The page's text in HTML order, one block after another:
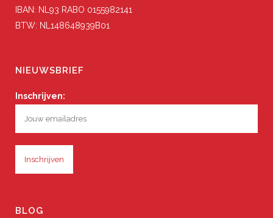
IBAN: NL93 RABO 0155982141
BTW: NL148648939B01
NIEUWSBRIEF
Inschrijven:
BLOG